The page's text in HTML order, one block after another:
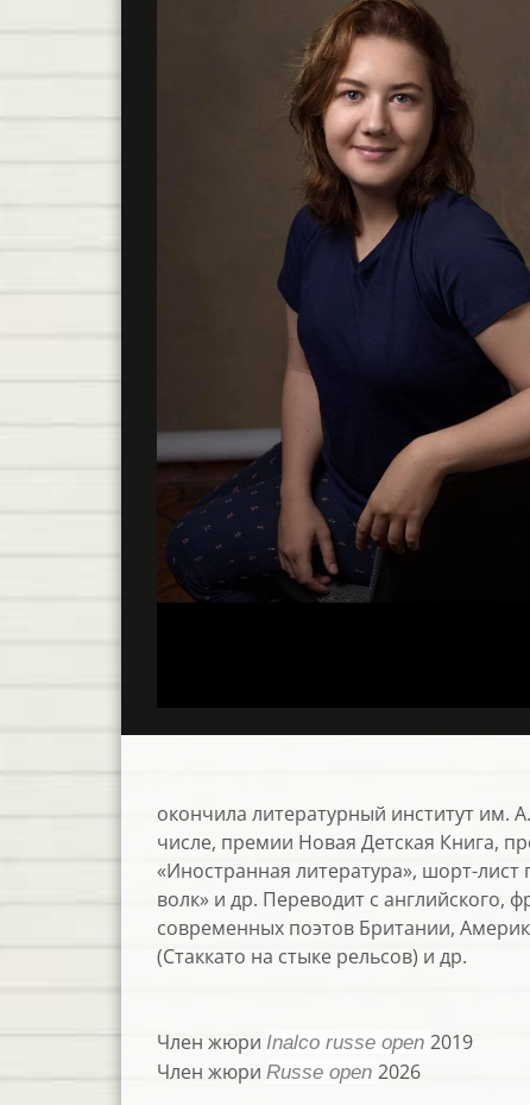
окончила литературный институт им.
числе, премии Новая Детская Книга,
«Иностранная литература», шорт-
волк» и др. Переводит с английского,
современных поэтов Британии,
(Стаккато на стыке рельсов) и др.
Член жюри Inalco russe open 2019
Член жюри Russe open 2026